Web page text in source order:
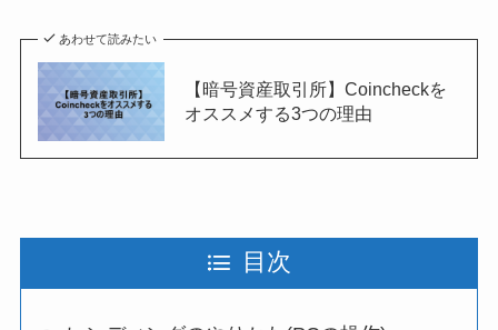
あわせて読みたい
【暗号資産取引所】Coincheckを
オススメする3つの理由
目次